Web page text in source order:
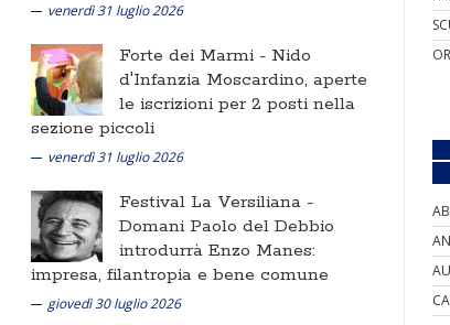
venerdì 31 luglio 2026
Forte dei Marmi - Nido
d'Infanzia Moscardino, aperte
le iscrizioni per 2 posti nella
sezione piccoli
venerdì 31 luglio 2026
Festival La Versiliana -
Domani Paolo del Debbio
introdurrà Enzo Manes:
impresa, filantropia e bene comune
giovedì 30 luglio 2026